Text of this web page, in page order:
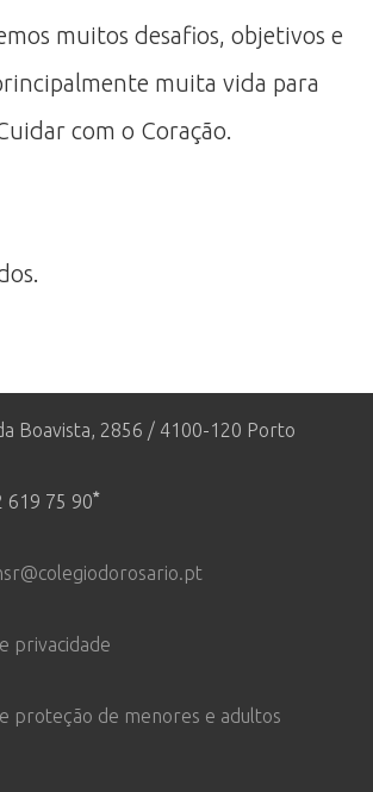
muitos desafios, objetivos e
muita vida para
com o Coração.
Boavista, 2856 / 4100-120 Porto
619 75 90*
privacidade
proteção de menores e adultos